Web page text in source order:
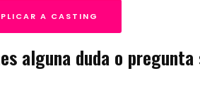
A CASTING
alguna duda o